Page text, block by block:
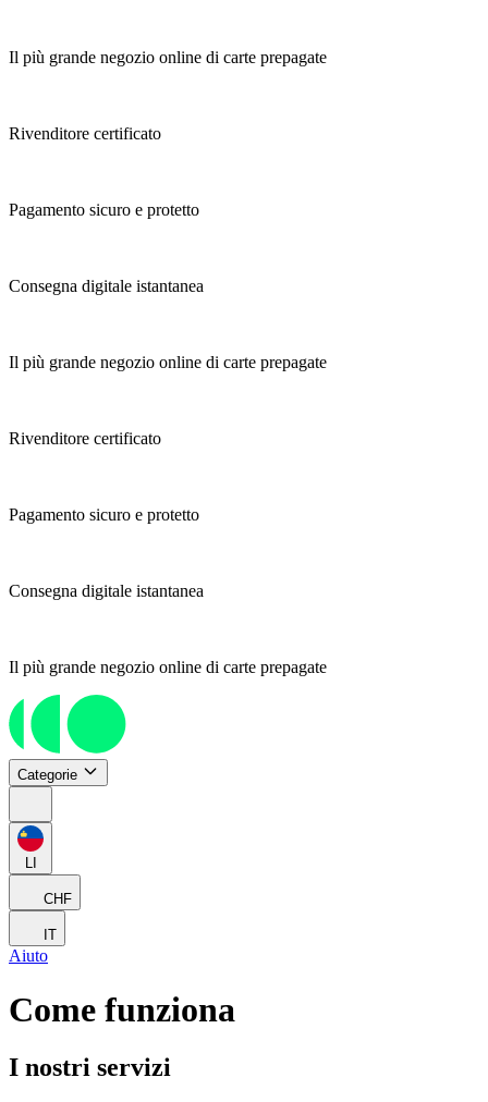
Il più grande negozio online di carte prepagate
Rivenditore certificato
Pagamento sicuro e protetto
Consegna digitale istantanea
Il più grande negozio online di carte prepagate
Rivenditore certificato
Pagamento sicuro e protetto
Consegna digitale istantanea
Il più grande negozio online di carte prepagate
Categorie
LI
CHF
IT
Aiuto
Come funziona
I nostri servizi